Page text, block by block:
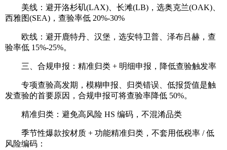
美线：避开洛杉矶(LAX)、长滩(LB)，选奥克兰(OAK)、
西雅图(SEA)，查验率低 20%-30%
欧线：避开鹿特丹、汉堡，选安特卫普、泽布吕赫，查
验率低 15%-25%。
三、合规申报：精准归类 + 明细申报，降低查验触发率
专项查验高发期，模糊申报、归类错误、低报货值是触
发查验的首要原因，合规申报可将查验率降低 50%。
精准归类：避免高风险 HS 编码，不混淆品类
季节性爆款按材质 + 功能精准归类，不套用低税率 / 低
风险编码：